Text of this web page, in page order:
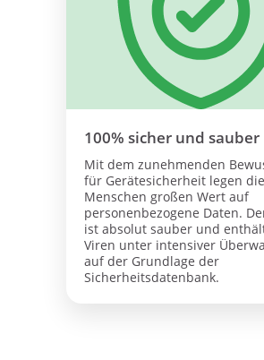
100% sicher und sauber
Mit dem zunehmenden
für Gerätesicherheit legen die
Menschen großen Wert auf
personenbezogene Daten.
ist absolut sauber und
Viren unter intensiver
auf der Grundlage der
Sicherheitsdatenbank.